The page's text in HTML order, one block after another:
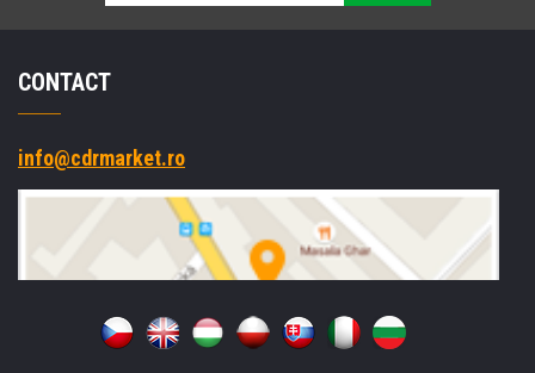
CONTACT
info@cdrmarket.ro